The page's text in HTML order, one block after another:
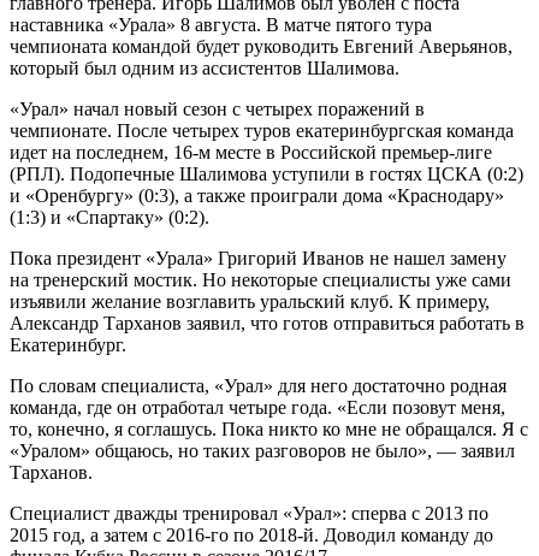
наставника «Урала» 8 августа. В матче пятого тура
чемпионата командой будет руководить Евгений Аверьянов,
который был одним из ассистентов Шалимова.
«Урал» начал новый сезон с четырех поражений в
чемпионате. После четырех туров екатеринбургская команда
идет на последнем, 16-м месте в Российской премьер-лиге
(РПЛ). Подопечные Шалимова уступили в гостях ЦСКА (0:2)
и «Оренбургу» (0:3), а также проиграли дома «Краснодару»
(1:3) и «Спартаку» (0:2).
Пока президент «Урала» Григорий Иванов не нашел замену
на тренерский мостик. Но некоторые специалисты уже сами
изъявили желание возглавить уральский клуб. К примеру,
Александр Тарханов заявил, что готов отправиться работать в
Екатеринбург.
По словам специалиста, «Урал» для него достаточно родная
команда, где он отработал четыре года. «Если позовут меня,
то, конечно, я соглашусь. Пока никто ко мне не обращался. Я с
«Уралом» общаюсь, но таких разговоров не было», — заявил
Тарханов.
Специалист дважды тренировал «Урал»: сперва с 2013 по
2015 год, а затем с 2016-го по 2018-й. Доводил команду до